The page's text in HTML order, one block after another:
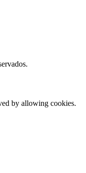
by allowing cookies.